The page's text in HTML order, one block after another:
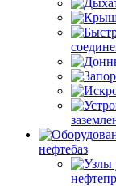
нефтебаз